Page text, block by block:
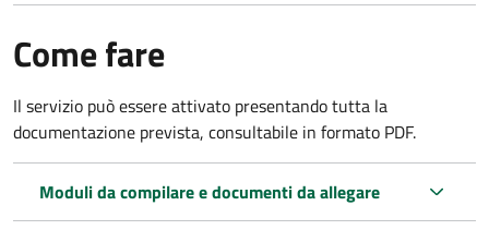
Come fare
Il servizio può essere attivato presentando tutta la
documentazione prevista, consultabile in formato PDF.
Moduli da compilare e documenti da allegare